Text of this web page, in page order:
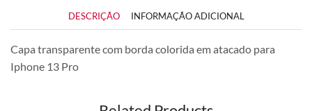
DESCRIÇÃO INFORMAÇÃO ADICIONAL
Capa transparente com borda colorida em atacado para
Iphone 13 Pro